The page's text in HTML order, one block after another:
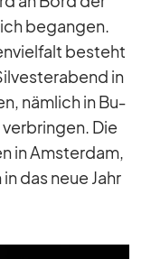
be­gan­gen.
be­steht
in
näm­lich in Bu­
Die
in Ams­ter­dam,
das neue Jahr